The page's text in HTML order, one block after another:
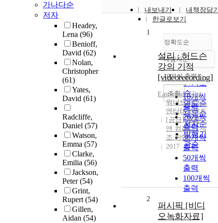
가나다순
저자
Headey,
Lena (96)
Benioff,
David (62)
Nolan,
Christopher
(61)
Yates,
David (61)
Radcliffe,
Daniel (57)
Watson,
Emma (57)
Clarke,
Emilia (56)
Jackson,
Peter(54)
Grint,
Rupert(54)
Gillen,
Aidan (54)
내보내기
내책장담
한글로보기
정확도순
정확도
순
인기도
순
연도순
제목순
저자순
발행기
관순
내림차순
내림차순
10개씩 출력
10개씩
출력
20개씩
출력
30개씩
출력
50개씩
출력
100개씩
출력
조회
1
설리 : 허드슨
강의 기적
[videorecording]
Eastwood, Clint
워너브러더스
엔터테인먼트
[공급] 해리슨
앤 컴퍼니 [제
조.판매]
2017
2
퍼시픽 [비디
오녹화자료]